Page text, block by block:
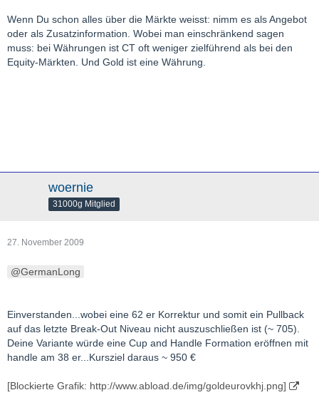
Wenn Du schon alles über die Märkte weisst: nimm es als Angebot
oder als Zusatzinformation. Wobei man einschränkend sagen
muss: bei Währungen ist CT oft weniger zielführend als bei den
Equity-Märkten. Und Gold ist eine Währung.
woernie
31000g Mitglied
27. November 2009
GermanLong
Einverstanden...wobei eine 62 er Korrektur und somit ein Pullback
auf das letzte Break-Out Niveau nicht auszuschließen ist (~ 705).
Deine Variante würde eine Cup and Handle Formation eröffnen mit
handle am 38 er...Kursziel daraus ~ 950 €
[Blockierte Grafik: http://www.abload.de/img/goldeurovkhj.png]